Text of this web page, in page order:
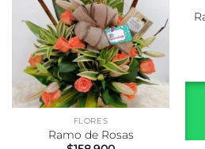
FLORES
Ramo de Rosas